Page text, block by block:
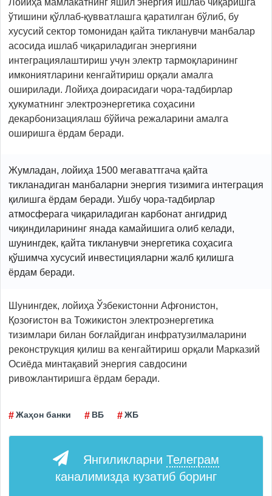
Лойиҳа мамлакатнинг яшил энергия ишлаб чиқаришга
ўтишини қўллаб-қувватлашга қаратилган бўлиб, бу
хусусий сектор томонидан қайта тикланувчи манбалар
асосида ишлаб чиқариладиган энергияни
интеграциялаштириш учун электр тармоқларининг
имкониятларини кенгайтириш орқали амалга
оширилади. Лойиҳа доирасидаги чора-тадбирлар
ҳукуматнинг электроэнергетика соҳасини
декарбонизациялаш бўйича режаларини амалга
оширишга ёрдам беради.
Жумладан, лойиҳа 1500 мегаваттгача қайта
тикланадиган манбаларни энергия тизимига интеграция
қилишга ёрдам беради. Ушбу чора-тадбирлар
атмосферага чиқариладиган карбонат ангидрид
чиқиндиларининг янада камайишига олиб келади,
шунингдек, қайта тикланувчи энергетика соҳасига
қўшимча хусусий инвестицияларни жалб қилишга
ёрдам беради.
Шунингдек, лойиҳа Ўзбекистонни Aфғонистон,
Қозоғистон ва Тожикистон электроэнергетика
тизимлари билан боғлайдиган инфратузилмаларини
реконструкция қилиш ва кенгайтириш орқали Марказий
Осиёда минтақавий энергия савдосини
ривожлантиришга ёрдам беради.
Жаҳон банки ВБ ЖБ
Янгиликларни Телеграм
каналимизда кузатиб боринг